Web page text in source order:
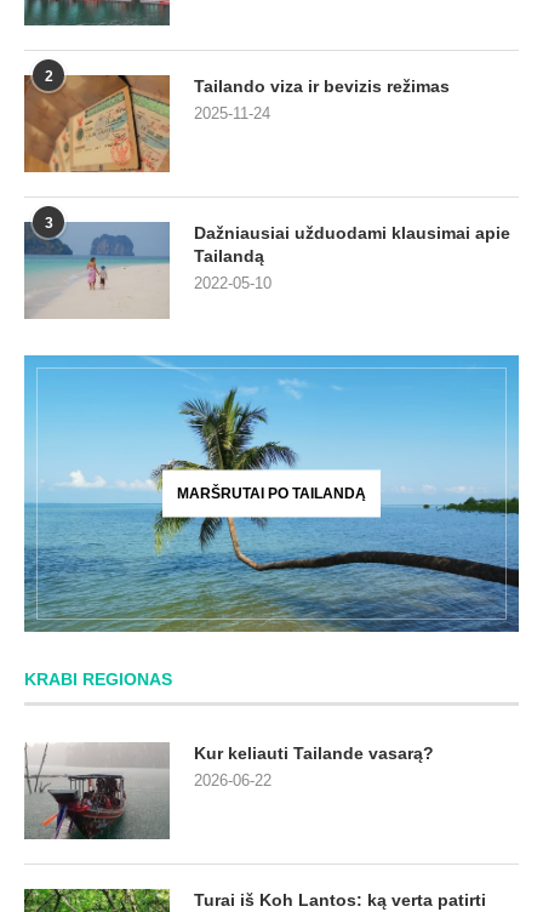
2 Tailando viza ir bevizis režimas
2025-11-24
3
Dažniausiai užduodami klausimai apie
Tailandą
2022-05-10
MARŠRUTAI PO TAILANDĄ
KRABI REGIONAS
Kur keliauti Tailande vasarą?
2026-06-22
Turai iš Koh Lantos: ką verta patirti